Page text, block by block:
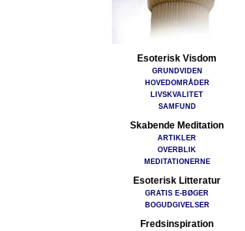
Esoterisk Visdom
GRUNDVIDEN
HOVEDOMRÅDER
LIVSKVALITET
SAMFUND
Skabende Meditation
ARTIKLER
OVERBLIK
MEDITATIONERNE
Esoterisk Litteratur
GRATIS E-BØGER
BOGUDGIVELSER
Fredsinspiration